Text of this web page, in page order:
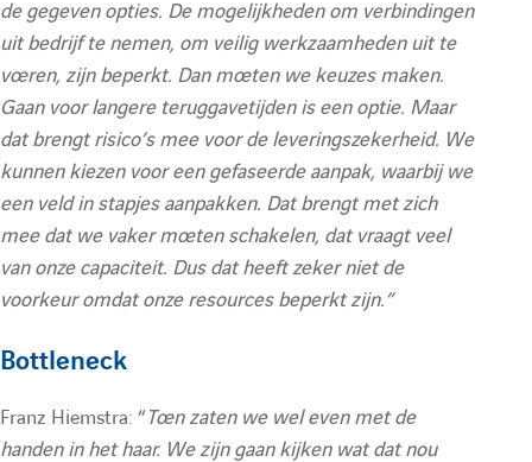
de gegeven opties. De mogelijkheden om verbindingen
uit bedrijf te nemen, om veilig werkzaamheden uit te
voeren, zijn beperkt. Dan moeten we keuzes maken.
Gaan voor langere teruggavetijden is een optie. Maar
dat brengt risico’s mee voor de leveringszekerheid. We
kunnen kiezen voor een gefaseerde aanpak, waarbij we
een veld in stapjes aanpakken. Dat brengt met zich
mee dat we vaker moeten schakelen, dat vraagt veel
van onze capaciteit. Dus dat heeft zeker niet de
voorkeur omdat onze resources beperkt zijn.”
Bottleneck
Franz Hiemstra: “ Toen zaten we wel even met de
handen in het haar. We zijn gaan kijken wat dat nou